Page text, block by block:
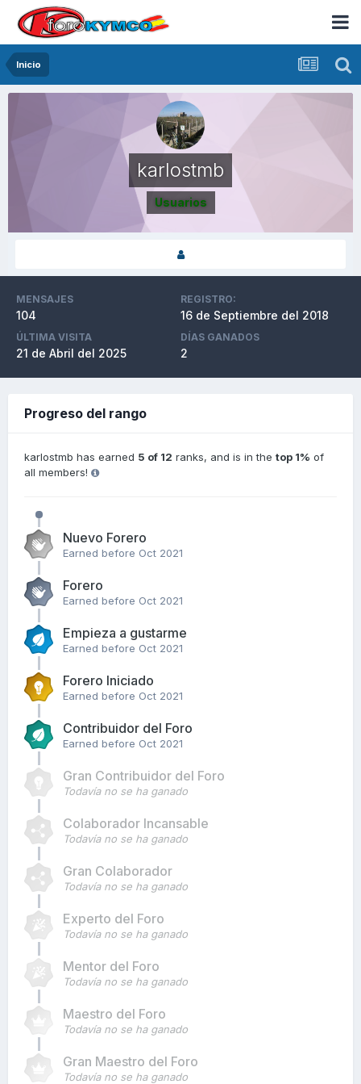
Inicio
karlostmb
Usuarios
MENSAJES
104
REGISTRO:
16 de Septiembre del 2018
ÚLTIMA VISITA
21 de Abril del 2025
DÍAS GANADOS
2
Progreso del rango
karlostmb has earned 5 of 12 ranks, and is in the top 1% of
all members!
Nuevo Forero
Earned before Oct 2021
Forero
Earned before Oct 2021
Empieza a gustarme
Earned before Oct 2021
Forero Iniciado
Earned before Oct 2021
Contribuidor del Foro
Earned before Oct 2021
Gran Contribuidor del Foro
Todavía no se ha ganado
Colaborador Incansable
Todavía no se ha ganado
Gran Colaborador
Todavía no se ha ganado
Experto del Foro
Todavía no se ha ganado
Mentor del Foro
Todavía no se ha ganado
Maestro del Foro
Todavía no se ha ganado
Gran Maestro del Foro
Todavía no se ha ganado